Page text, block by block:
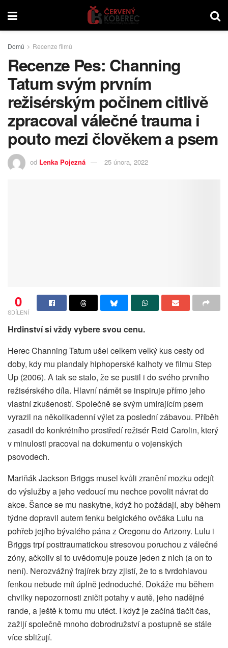
Domů Recenze filmů
Recenze Pes: Channing
Tatum svým prvním
režisérským počinem citlivě
zpracoval válečné trauma i
pouto mezi člověkem a psem
od Lenka Pojezná 25 února, 2022
0
SDÍLENÍ
Hrdinství si vždy vybere svou cenu.
Herec Channing Tatum ušel celkem velký kus cesty od
doby, kdy mu plandaly hiphoperské kalhoty ve filmu Step
Up (2006). A tak se stalo, že se pustil i do svého prvního
režisérského díla. Hlavní námět se inspiruje přímo jeho
vlastní zkušeností. Společně se svým umírajícím psem
vyrazil na několikadenní výlet za poslední zábavou. Příběh
zasadil do konkrétního prostředí režisér Reid Carolin, který
v minulosti pracoval na dokumentu o vojenských
psovodech.
Mariňák Jackson Briggs musel kvůli zranění mozku odejít
do výslužby a jeho vedoucí mu nechce povolit návrat do
akce. Šance se mu naskytne, když ho požádají, aby během
týdne dopravil autem fenku belgického ovčáka Lulu na
pohřeb jejího bývalého pána z Oregonu do Arizony. Lulu i
Briggs trpí posttraumatickou stresovou poruchou z válečné
zóny, ačkoliv si to uvědomuje pouze jeden z nich (a on to
není). Nerozvážný frajírek brzy zjistí, že to s tvrdohlavou
fenkou nebude mít úplně jednoduché. Dokáže mu během
chvilky nepozornosti zničit potahy v autě, jeho nadějné
rande, a ještě k tomu mu utéct. I když je začíná tlačit čas,
zažijí společně mnoho dobrodružství a postupně se stále
více sbližují.